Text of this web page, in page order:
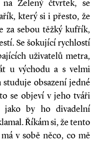
na Zelený čtvrtek, se
který si i přes­to, že
za sebou těžký kufřík,
Se šokující rychlostí
uživatelů metra,
u východu a s velmi
studuje obsazení jedné
se objeví v jeho tváři
jako by ho divadelní
Říkám si, že tento
v sobě něco, co mě